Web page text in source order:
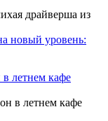
новый уровень:
летнем кафе